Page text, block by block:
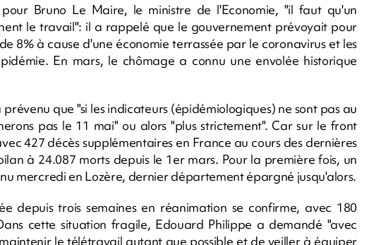
Bruno Le Maire, le ministre de l'Economie, "il faut qu'un
le travail": il a rappelé que le gouvernement prévoyait pour
8% à cause d'une économie terrassée par le coronavirus et les
En mars, le chômage a connu une envolée historique
que "si les indicateurs (épidémiologiques) ne sont pas au
pas le 11 mai" ou alors "plus strictement". Car sur le front
427 décès supplémentaires en France au cours des dernières
à 24.087 morts depuis le 1er mars. Pour la première fois, un
mercredi en Lozère, dernier département épargné jusqu'alors.
depuis trois semaines en réanimation se confirme, avec 180
cette situation fragile, Edouard Philippe a demandé "avec
le télétravail autant que possible et de veiller à équiper